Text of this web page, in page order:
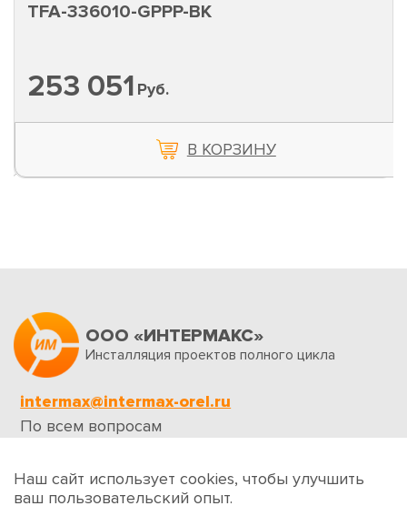
TFA-336010-GPPP-BK
253 051 Руб.
В КОРЗИНУ
ООО «ИНТЕРМАКС»
Инсталляция проектов полного цикла
intermax@intermax-orel.ru
По всем вопросам
Обратная связь
Наш сайт использует cookies, чтобы улучшить
ваш пользовательский опыт.